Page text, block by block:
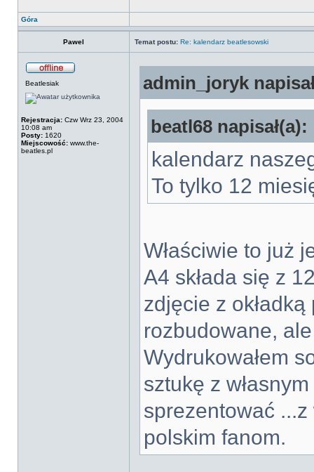
Góra
Pawel Temat postu: Re: kalendarz beatlesowski
Beatlesiak
Rejestracja: Czw Wrz 23, 2004
10:08 am
Posty: 1620
Miejscowość: www.the-
beatles.pl
admin_joryk
beatl68 napisał(a):
kalendarz
To tylko 12
Właściwie to już
A4 składa się z
zdjęcie z
rozbudowane,
Wydrukowałem
sztukę z
sprezentować
polskim fanom.